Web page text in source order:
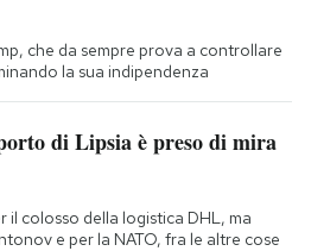
che da sempre prova a controllare
la sua indipendenza
di Lipsia è preso di mira
il colosso della logistica DHL, ma
e per la NATO, fra le altre cose